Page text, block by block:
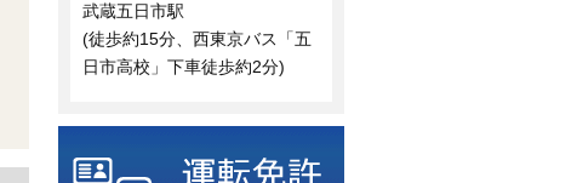
武蔵五日市駅
(徒歩約15分、西東京バス「五
日市高校」下車徒歩約2分)